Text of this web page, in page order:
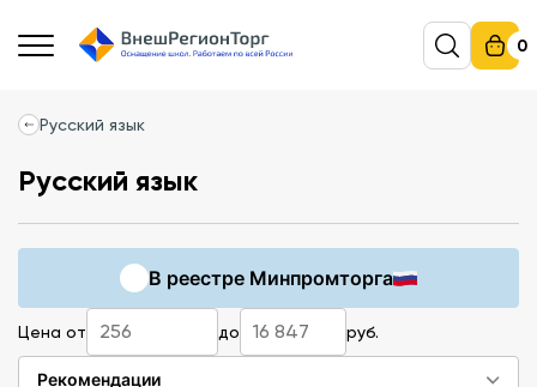
0
Русский язык
Русский язык
В реестре Минпромторга
Цена от до руб.
Рекомендации